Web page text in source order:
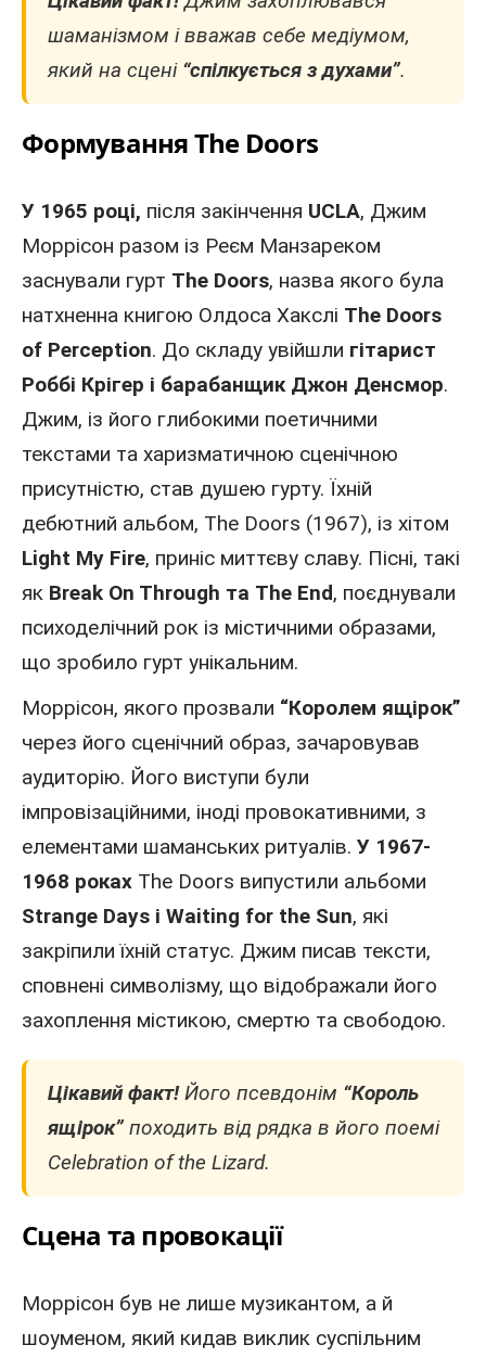
шаманізмом і вважав себе медіумом,
який на сцені “спілкується з духами”.
Формування The Doors
У 1965 році, після закінчення UCLA, Джим
Моррісон разом із Реєм Манзареком
заснували гурт The Doors, назва якого була
натхненна книгою Олдоса Хакслі The Doors
of Perception. До складу увійшли гітарист
Роббі Крігер і барабанщик Джон Денсмор.
Джим, із його глибокими поетичними
текстами та харизматичною сценічною
присутністю, став душею гурту. Їхній
дебютний альбом, The Doors (1967), із хітом
Light My Fire, приніс миттєву славу. Пісні, такі
як Break On Through та The End, поєднували
психоделічний рок із містичними образами,
що зробило гурт унікальним.
Моррісон, якого прозвали “Королем ящірок”
через його сценічний образ, зачаровував
аудиторію. Його виступи були
імпровізаційними, іноді провокативними, з
елементами шаманських ритуалів. У 1967-
1968 роках The Doors випустили альбоми
Strange Days і Waiting for the Sun, які
закріпили їхній статус. Джим писав тексти,
сповнені символізму, що відображали його
захоплення містикою, смертю та свободою.
Цікавий факт!Його псевдонім “Король
ящірок” походить від рядка в його поемі
Celebration of the Lizard.
Сцена та провокації
Моррісон був не лише музикантом, а й
шоуменом, який кидав виклик суспільним